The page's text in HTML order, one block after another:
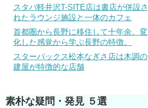
スタバ軽井沢T-SITE店は書店が併設さ
れたラウンジ施設と一体のカフェ
首都圏から長野に移住して十年余。変
化した感覚から学ぶ長野の特徴。
スターバックス松本なぎさ店は木調の
建屋が特徴的な店舗
素朴な疑問・発見 ５選